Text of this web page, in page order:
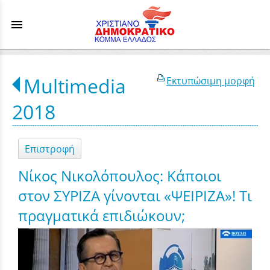
menu
Εκτυπώσιμη μορφή
Multimedia
2018
Επιστροφή
Νίκος Νικολόπουλος: Κάποιοι
στον ΣΥΡΙΖΑ γίνονται «ΨΕΙΡΙΖΑ»! Τι
πραγματικά επιδιώκουν;